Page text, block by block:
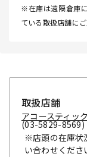
※在庫は遠隔倉庫
ている取扱店舗に
取扱店舗
アコースティッ
(03-5829-8569)
※店頭の在庫状
い合わせくださ